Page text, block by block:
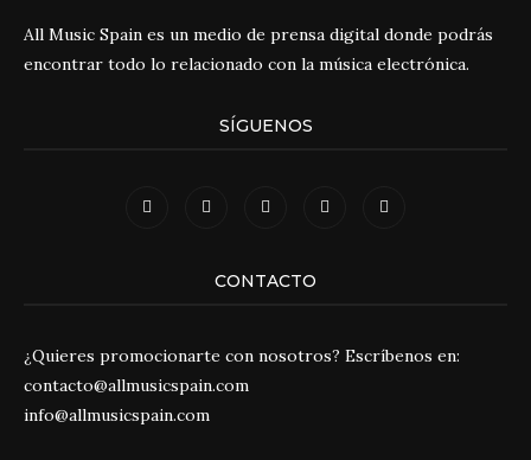
All Music Spain es un medio de prensa digital donde podrás
encontrar todo lo relacionado con la música electrónica.
SÍGUENOS
CONTACTO
¿Quieres promocionarte con nosotros? Escríbenos en:
contacto@allmusicspain.com
info@allmusicspain.com